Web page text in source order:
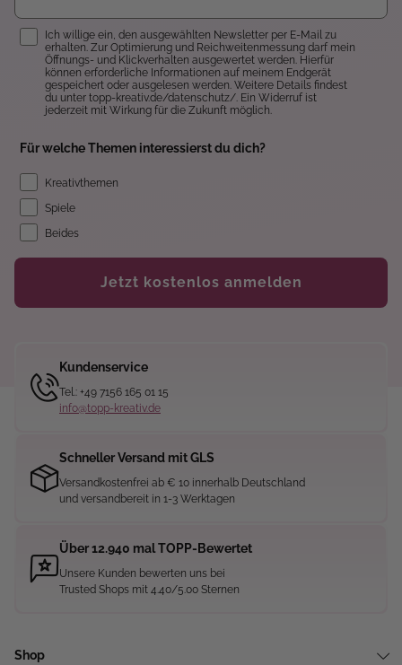
Einwilligung
Ich willige ein, den ausgewählten Newsletter per E-Mail zu
erhalten. Zur Optimierung und Reichweitenmessung darf mein
Öffnungs- und Klickverhalten ausgewertet werden. Hierfür
können erforderliche Informationen auf meinem Endgerät
gespeichert oder ausgelesen werden. Weitere Details findest
du unter topp-kreativ.de/datenschutz/. Ein Widerruf ist
jederzeit mit Wirkung für die Zukunft möglich.
Für welche Themen interessierst du dich?
Kreativthemen
Spiele
Beides
Jetzt kostenlos anmelden
Kundenservice
Tel.: +49 7156 165 01 15
info@topp-kreativ.de
Schneller Versand mit GLS
Versandkostenfrei ab € 10 innerhalb Deutschland
und versandbereit in 1-3 Werktagen
Über 12.940 mal TOPP-Bewertet
Unsere Kunden bewerten uns bei
Trusted Shops mit 4.40/5.00 Sternen
Shop